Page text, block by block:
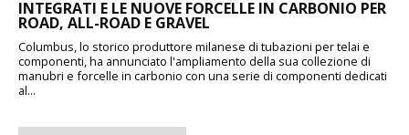
INTEGRATI E LE NUOVE FORCELLE IN CARBONIO PER
ROAD, ALL-ROAD E GRAVEL
Columbus, lo storico produttore milanese di tubazioni per telai e
componenti, ha annunciato l'ampliamento della sua collezione di
manubri e forcelle in carbonio con una serie di componenti dedicati
al...